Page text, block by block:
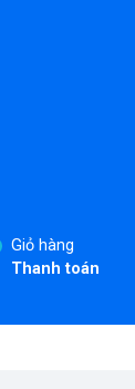
Giỏ hàng
Thanh toán